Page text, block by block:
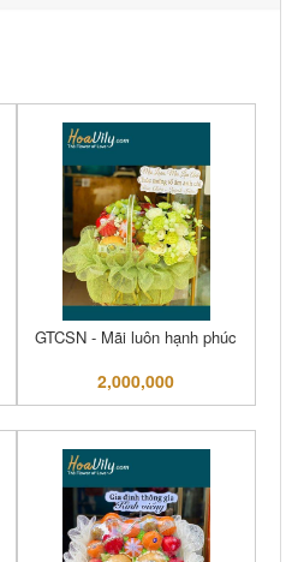
GTCSN - Mãi luôn hạnh phúc
2,000,000